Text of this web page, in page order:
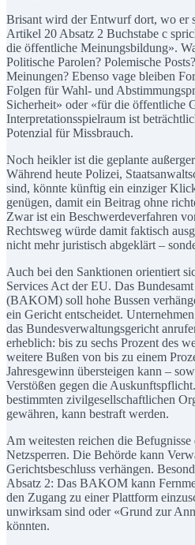
Brisant wird der Entwurf dort, wo er
Artikel 20 Absatz 2 Buchstabe c
die öffentliche Meinungsbildung».
Politische Parolen? Polemische
Meinungen? Ebenso vage bleiben
Folgen für Wahl- und
Sicherheit» oder «für die öffentliche
Interpretationsspielraum ist
Potenzial für Missbrauch.
Noch heikler ist die geplante
Während heute Polizei,
sind, könnte künftig ein einziger
genügen, damit ein Beitrag ohne
Zwar ist ein Beschwerdeverfahren
Rechtsweg würde damit faktisch
nicht mehr juristisch abgeklärt –
Auch bei den Sanktionen orientiert
Services Act der EU. Das
(BAKOM) soll hohe Bussen
ein Gericht entscheidet.
das Bundesverwaltungsgericht
erheblich: bis zu sechs Prozent des
weitere Bußen von bis zu einem
Jahresgewinn übersteigen kann –
Verstößen gegen die
bestimmten zivilgesellschaftlichen
gewähren, kann bestraft werden.
Am weitesten reichen die
Netzsperren. Die Behörde kann
Gerichtsbeschluss verhängen.
Absatz 2: Das BAKOM kann
den Zugang zu einer Plattform
unwirksam sind oder «Grund zur
könnten.